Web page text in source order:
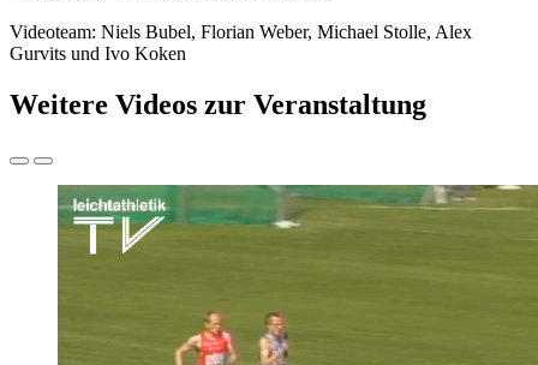
Videoteam: Niels Bubel, Florian Weber, Michael Stolle, Alex
Gurvits und Ivo Koken
Weitere Videos zur Veranstaltung